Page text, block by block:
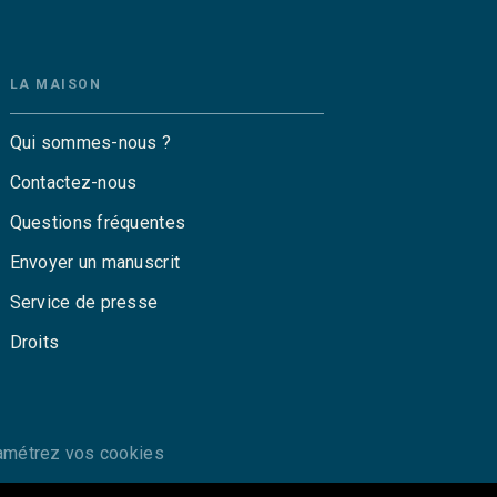
LA MAISON
Qui sommes-nous ?
Contactez-nous
Questions fréquentes
Envoyer un manuscrit
Service de presse
Droits
vos cookies